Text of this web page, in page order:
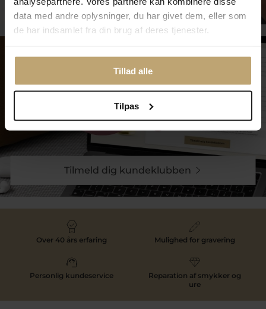
data med andre oplysninger, du har givet dem, eller som
de har indsamlet fra din brug af deres tjenester.
Tillad alle
Tilpas
Tilmeld dig kundeklubben
Over 40 års erfaring Mulighed for gravering
Personlig kundeservice
Reparation af smykker og
ure